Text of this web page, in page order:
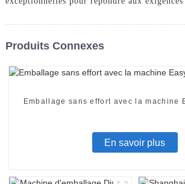
Produits Connexes
Emballage sans effort avec la machine
En savoir plus